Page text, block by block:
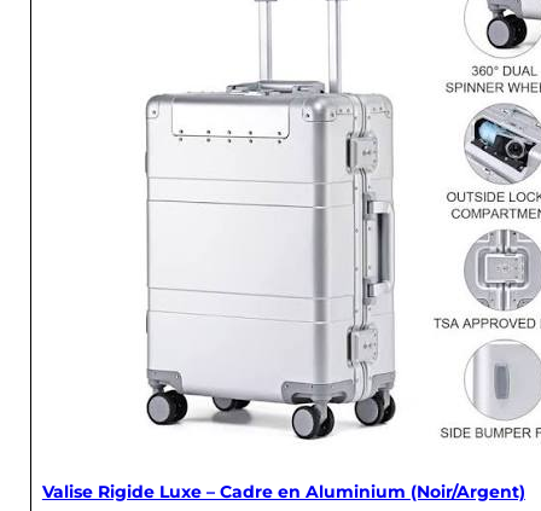
Valise Rigide Luxe – Cadre en Aluminium (Noir/Argent)